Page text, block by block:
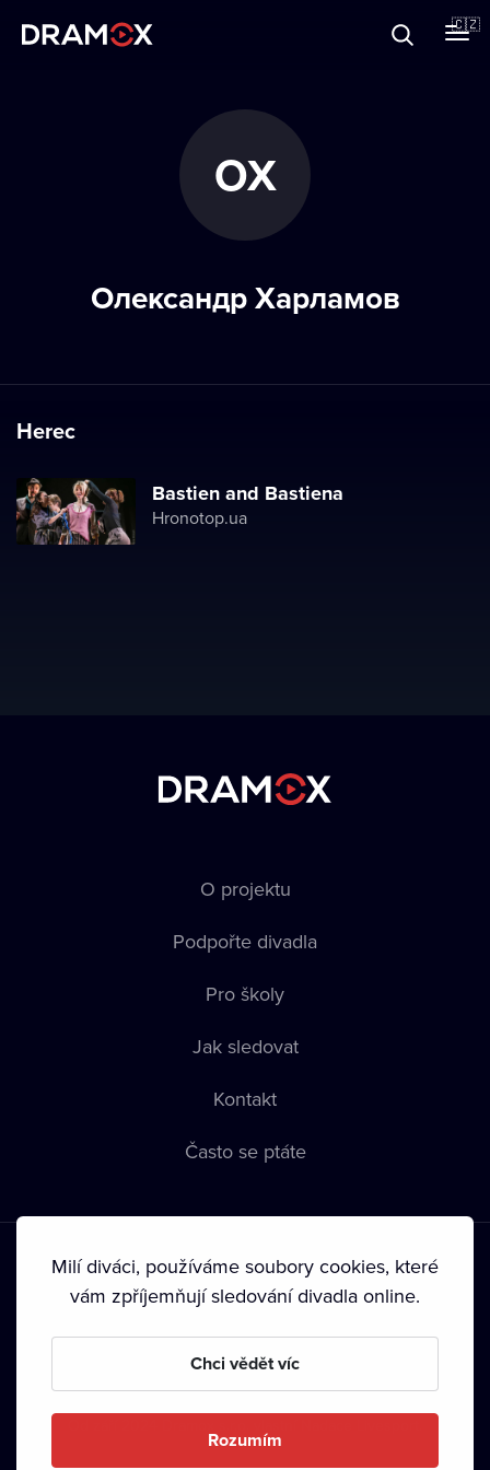
🇨🇿
ОХ
Олександр Харламов
Herec
Bastien and Bastiena
Hronotop.ua
O projektu
Podpořte divadla
Pro školy
Jak sledovat
Kontakt
Často se ptáte
Podmínky používání • Ochrana soukromí • Zásady používání
• Autorská práva•
Milí diváci, používáme soubory cookies, které
vám zpříjemňují sledování divadla online.
Chci vědět víc
Rozumím